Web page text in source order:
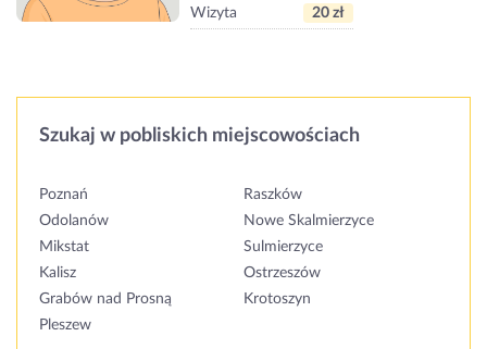
Wizyta 20 zł
Szukaj w pobliskich miejscowościach
Poznań
Raszków
Odolanów
Nowe Skalmierzyce
Mikstat
Sulmierzyce
Kalisz
Ostrzeszów
Grabów nad Prosną
Krotoszyn
Pleszew